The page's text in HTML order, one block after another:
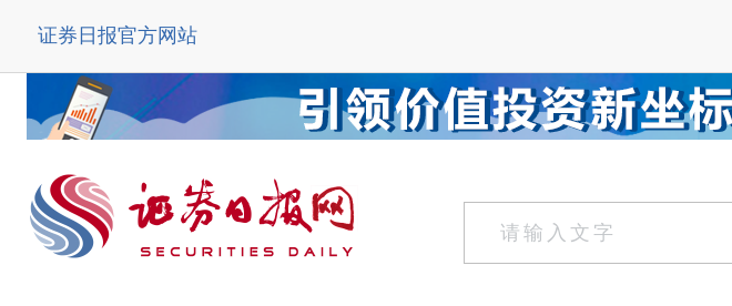
证券日报官方网站